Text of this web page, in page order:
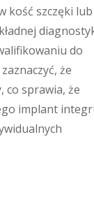
kość szczęki lub
do
że
co sprawia, że
implant